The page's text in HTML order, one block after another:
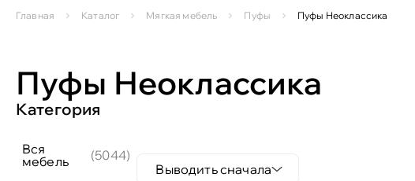
Главная Каталог Мягкая мебель Пуфы Пуфы Неоклассика
Пуфы Неоклассика
Категория
вся
мебель
(5044)
Выводить сначала